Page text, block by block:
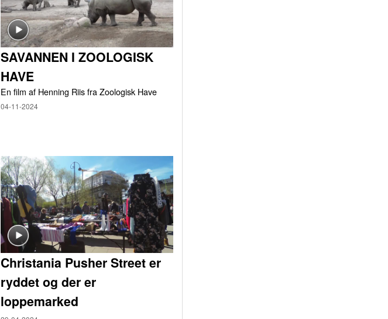
SAVANNEN I ZOOLOGISK
HAVE
En film af Henning Riis fra Zoologisk Have
04-11-2024
Christania Pusher Street er
ryddet og der er
loppemarked